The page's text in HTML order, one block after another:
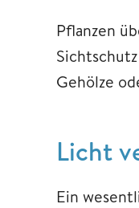
Pflanzen
Gehölze
Licht
Ein